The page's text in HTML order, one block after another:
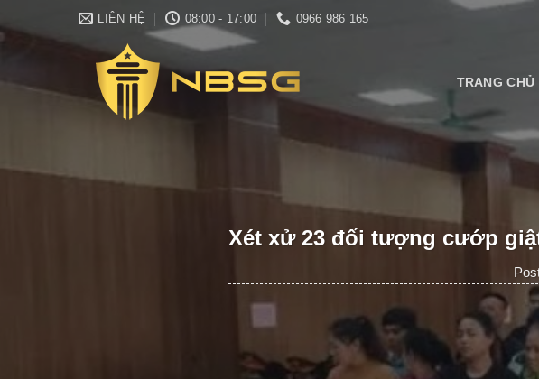
to
LIÊN HỆ 08:00 - 17:00 0966 986 165
TRANG CHỦ
Xét xử 23 đối tượng cướp